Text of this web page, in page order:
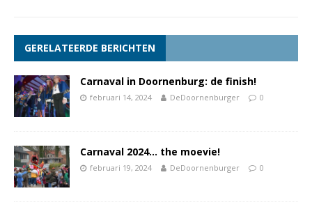
GERELATEERDE BERICHTEN
Carnaval in Doornenburg: de finish!
februari 14, 2024 DeDoornenburger 0
Carnaval 2024… the moevie!
februari 19, 2024 DeDoornenburger 0